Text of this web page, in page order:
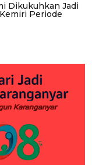
Dikukuhkan Jadi
Periode